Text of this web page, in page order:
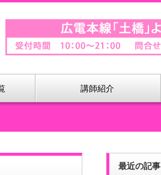
講師紹介
最近の記事